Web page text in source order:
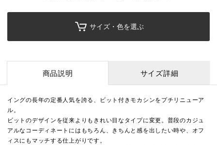
サイズ・色を選ぶ
商品説明 サイズ詳細
イングの長年の定番人気を誇る、ビット付きモカシンをプチリニューア
ル。
ビットのデザインを従来よりもきれい目なタイプに変更。普段のカジュ
アルなコーディネートにはもちろん、きちんと感を出したい時や、オフ
ィスにもマッチする仕上がりです。